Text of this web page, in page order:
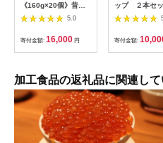
《160g×20個》昔懐
かしいデミグラスソー
スハンバーグ 肉 洋食
簡単 大容量 湯煎 湯せ
ん 個包装 [大容量 ハ
ンバーグ 肉 おかず 惣
洋食 湯煎 個別包装 小
分 お弁当 便利 お試
し]|06_thm-040601
5.0
寄付金額: 16,000 円
ップ ２本セッ
レーン） 【
康 ジンジャー
プ ジンジャー
が 生姜シロッ
<H-1>
寄付金額:
加工食品の返礼品に関連し